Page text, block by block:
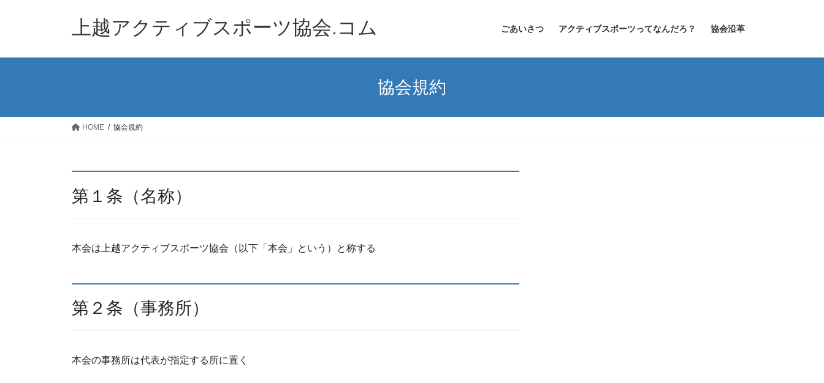
上越アクティブスポーツ協会.コム ごあいさつ アクティブスポーツってなんだろ？ 協会沿革
協会規約
HOME 協会規約
第１条（名称）
本会は上越アクティブスポーツ協会（以下「本会」という）と称する
第２条（事務所）
本会の事務所は代表が指定する所に置く